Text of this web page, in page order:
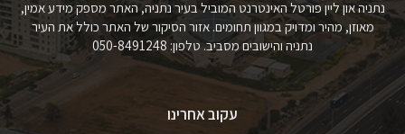
נתניה און ליין פורטל האינטרנט המוביל בעיר נתניה, האתר מספק מידע אמין,
מאוזן, מהיר ומדויק במגוון תחומים. אזור הסיקור של האתר כולל את העיר
נתניה והישובים מסביב. טלפון: 050-8491248
עקוב אחרינו